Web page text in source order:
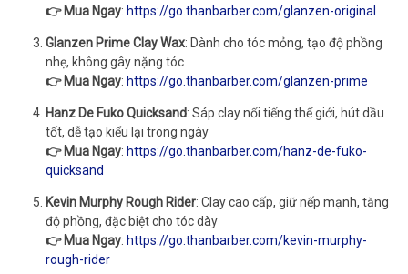
👉 Mua Ngay: https://go.thanbarber.com/glanzen-original
Glanzen Prime Clay Wax: Dành cho tóc mỏng, tạo độ phồng
nhẹ, không gây nặng tóc
👉 Mua Ngay: https://go.thanbarber.com/glanzen-prime
Hanz De Fuko Quicksand: Sáp clay nổi tiếng thế giới, hút dầu
tốt, dễ tạo kiểu lại trong ngày
👉 Mua Ngay: https://go.thanbarber.com/hanz-de-fuko-
quicksand
Kevin Murphy Rough Rider: Clay cao cấp, giữ nếp mạnh, tăng
độ phồng, đặc biệt cho tóc dày
👉 Mua Ngay: https://go.thanbarber.com/kevin-murphy-
rough-rider